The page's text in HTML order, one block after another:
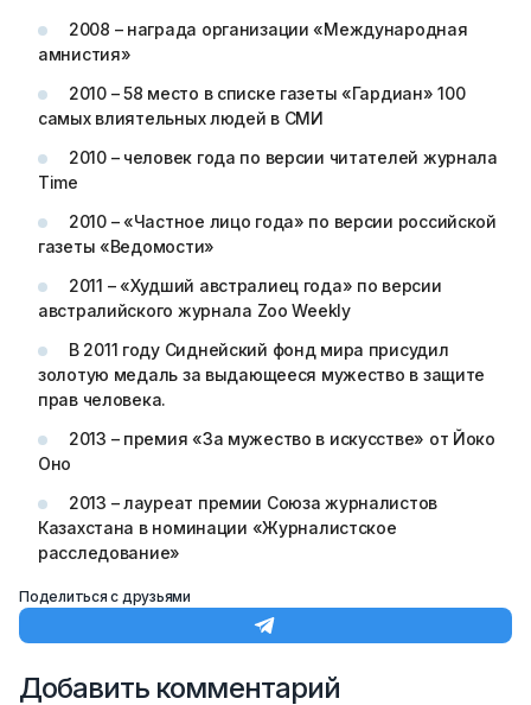
2008 – награда организации «Международная
амнистия»
2010 – 58 место в списке газеты «Гардиан» 100
самых влиятельных людей в СМИ
2010 – человек года по версии читателей журнала
Time
2010 – «Частное лицо года» по версии российской
газеты «Ведомости»
2011 – «Худший австралиец года» по версии
австралийского журнала Zoo Weekly
В 2011 году Сиднейский фонд мира присудил
золотую медаль за выдающееся мужество в защите
прав человека.
2013 – премия «За мужество в искусстве» от Йоко
Оно
2013 – лауреат премии Союза журналистов
Казахстана в номинации «Журналистское
расследование»
Поделиться с друзьями
Добавить комментарий